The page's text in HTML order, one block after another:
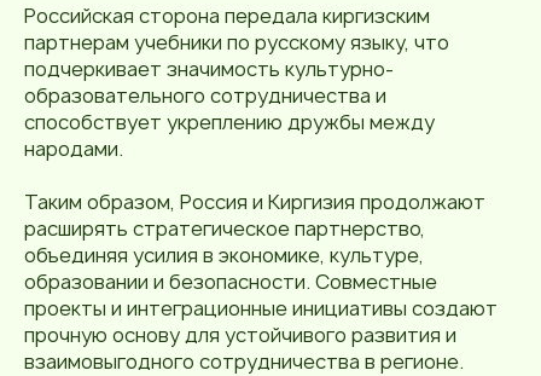
Российская сторона передала киргизским
партнерам учебники по русскому языку, что
подчеркивает значимость культурно-
образовательного сотрудничества и
способствует укреплению дружбы между
народами.
Таким образом, Россия и Киргизия продолжают
расширять стратегическое партнерство,
объединяя усилия в экономике, культуре,
образовании и безопасности. Совместные
проекты и интеграционные инициативы создают
прочную основу для устойчивого развития и
взаимовыгодного сотрудничества в регионе.